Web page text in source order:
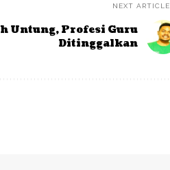
NEXT ARTICLE
Untung, Profesi Guru
Ditinggalkan